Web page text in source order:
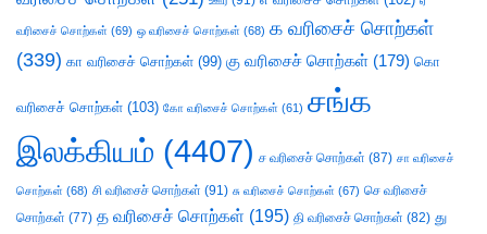
வரிசைச் சொற்கள் (69) ஒ வரிசைச் சொற்கள் (68) க வரிசைச் சொற்கள்
(339) கா வரிசைச் சொற்கள் (99) கு வரிசைச் சொற்கள் (179) கொ
வரிசைச் சொற்கள் (103) கோ வரிசைச் சொற்கள் (61) சங்க
இலக்கியம் (4407) ச வரிசைச் சொற்கள் (87) சா வரிசைச்
சொற்கள் (68) சி வரிசைச் சொற்கள் (91) சு வரிசைச் சொற்கள் (67) செ வரிசைச்
சொற்கள் (77) த வரிசைச் சொற்கள் (195) தி வரிசைச் சொற்கள் (82) து